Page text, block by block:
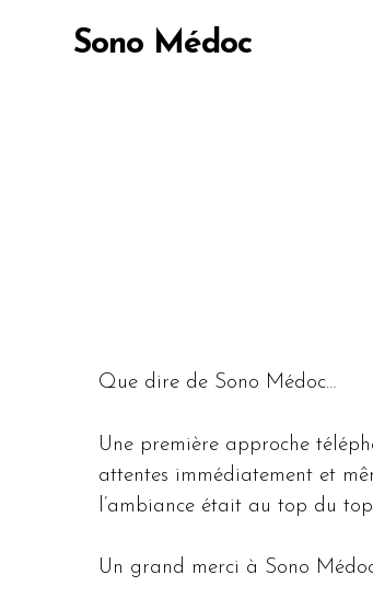
Appuyez sur Entrée pour
Sono Médoc
Que dire de Sono Médoc…
Une première approche
attentes immédiatement et
l’ambiance était au top du
Un grand merci à Sono